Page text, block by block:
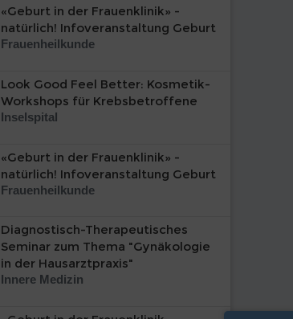
«Geburt in der Frauenklinik» -
natürlich! Infoveranstaltung Geburt
Frauenheilkunde
Look Good Feel Better: Kosmetik-
Workshops für Krebsbetroffene
Inselspital
«Geburt in der Frauenklinik» -
natürlich! Infoveranstaltung Geburt
Frauenheilkunde
Diagnostisch-Therapeutisches
Seminar zum Thema "Gynäkologie
in der Hausarztpraxis"
Innere Medizin